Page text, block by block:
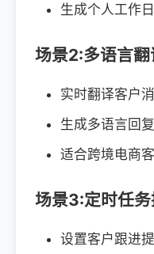
生成个人工作
场景2:多语言
实时翻译客户
生成多语言回复
适合跨境电商
场景3:定时任
设置客户跟进